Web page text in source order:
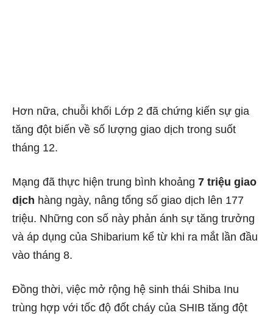
Hơn nữa, chuỗi khối Lớp 2 đã chứng kiến ​​​​sự gia
tăng đột biến về số lượng giao dịch trong suốt
tháng 12.
Mạng đã thực hiện trung bình khoảng 7 triệu giao
dịch hàng ngày, nâng tổng số giao dịch lên 177
triệu. Những con số này phản ánh sự tăng trưởng
và áp dụng của Shibarium kể từ khi ra mắt lần đầu
vào tháng 8.
Đồng thời, việc mở rộng hệ sinh thái Shiba Inu
trùng hợp với tốc độ đốt cháy của SHIB tăng đột